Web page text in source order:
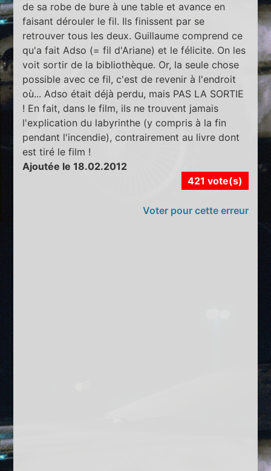
de sa robe de bure à une table et avance en
faisant dérouler le fil. Ils finissent par se
retrouver tous les deux. Guillaume comprend ce
qu'a fait Adso (= fil d'Ariane) et le félicite. On les
voit sortir de la bibliothèque. Or, la seule chose
possible avec ce fil, c'est de revenir à l'endroit
où... Adso était déjà perdu, mais PAS LA SORTIE
! En fait, dans le film, ils ne trouvent jamais
l'explication du labyrinthe (y compris à la fin
pendant l'incendie), contrairement au livre dont
est tiré le film !
Ajoutée le 18.02.2012
421 vote(s)
Voter pour cette erreur